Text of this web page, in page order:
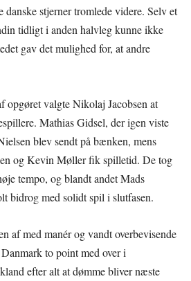
danske stjerner tromlede videre. Selv et
tidligt i anden halvleg kunne ikke
gav det mulighed for, at andre
opgøret valgte Nikolaj Jacobsen at
Mathias Gidsel, der igen viste
blev sendt på bænken, mens
og Kevin Møller fik spilletid. De tog
tempo, og blandt andet Mads
bidrog med solidt spil i slutfasen.
af med manér og vandt overbevisende
to point med over i
efter alt at dømme bliver næste